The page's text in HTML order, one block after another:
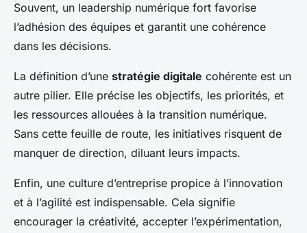
Souvent, un leadership numérique fort favorise
l’adhésion des équipes et garantit une cohérence
dans les décisions.
La définition d’une stratégie digitale cohérente est un
autre pilier. Elle précise les objectifs, les priorités, et
les ressources allouées à la transition numérique.
Sans cette feuille de route, les initiatives risquent de
manquer de direction, diluant leurs impacts.
Enfin, une culture d’entreprise propice à l’innovation
et à l’agilité est indispensable. Cela signifie
encourager la créativité, accepter l’expérimentation,